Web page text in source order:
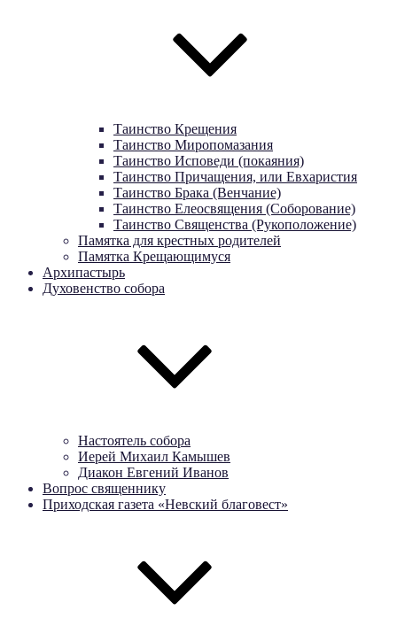
Таинство Крещения
Таинство Миропомазания
Таинство Исповеди (покаяния)
Таинство Причащения, или Евхаристия
Таинство Брака (Венчание)
Таинство Елеосвящения (Соборование)
Таинство Священства (Рукоположение)
Памятка для крестных родителей
Памятка Крещающимуся
Архипастырь
Духовенство собора
Настоятель собора
Иерей Михаил Камышев
Диакон Евгений Иванов
Вопрос священнику
Приходская газета «Невский благовест»